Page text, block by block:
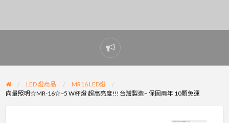
Report
problem
LED 燈商品
MR16 LED燈
向量照明☆MR-16☆–5 W杯燈 超高亮度!!! 台灣製造~ 保固兩年 10顆免運